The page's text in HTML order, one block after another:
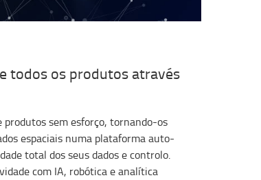
todos os produtos através
sem esforço, tornando-os
espaciais numa plataforma auto-
total dos seus dados e controlo.
com IA, robótica e analítica